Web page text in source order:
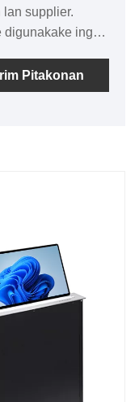
lan supplier.
digunakake ing
panggonan
sinyal
lifter bakal bisa
dhuwur
instalasi
Pitakonan